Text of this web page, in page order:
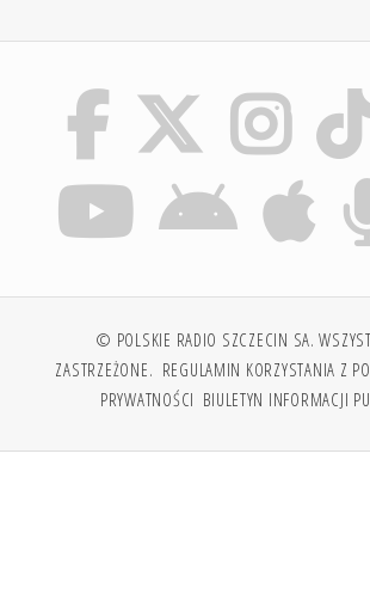
© POLSKIE RADIO SZCZECIN SA.
ZASTRZEŻONE. REGULAMIN KORZYSTANIA Z
PRYWATNOŚCI BIULETYN INFORMACJI